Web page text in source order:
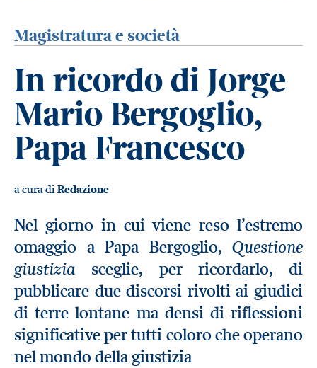
Magistratura e società
In ricordo di Jorge
Mario Bergoglio,
Papa Francesco
a cura diRedazione
Nel giorno in cui viene reso l’estremo
omaggio a Papa Bergoglio, Questione
giustizia sceglie, per ricordarlo, di
pubblicare due discorsi rivolti ai giudici
di terre lontane ma densi di riflessioni
significative per tutti coloro che operano
nel mondo della giustizia